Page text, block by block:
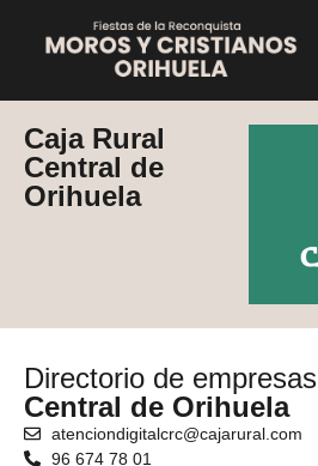
Caja Rural
Central de
Orihuela
Directorio de empresas
Central de Orihuela
atenciondigitalcrc@cajarural.com
96 674 78 01